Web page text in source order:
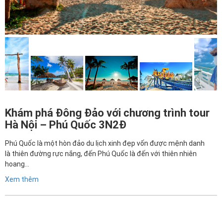
Khám phá Đông Đảo với chương trình tour
Hà Nội – Phú Quốc 3N2Đ
Phú Quốc là một hòn đảo du lịch xinh đẹp vốn được mệnh danh
là thiên đường rực nắng, đến Phú Quốc là đến với thiên nhiên
hoang…
Xem thêm